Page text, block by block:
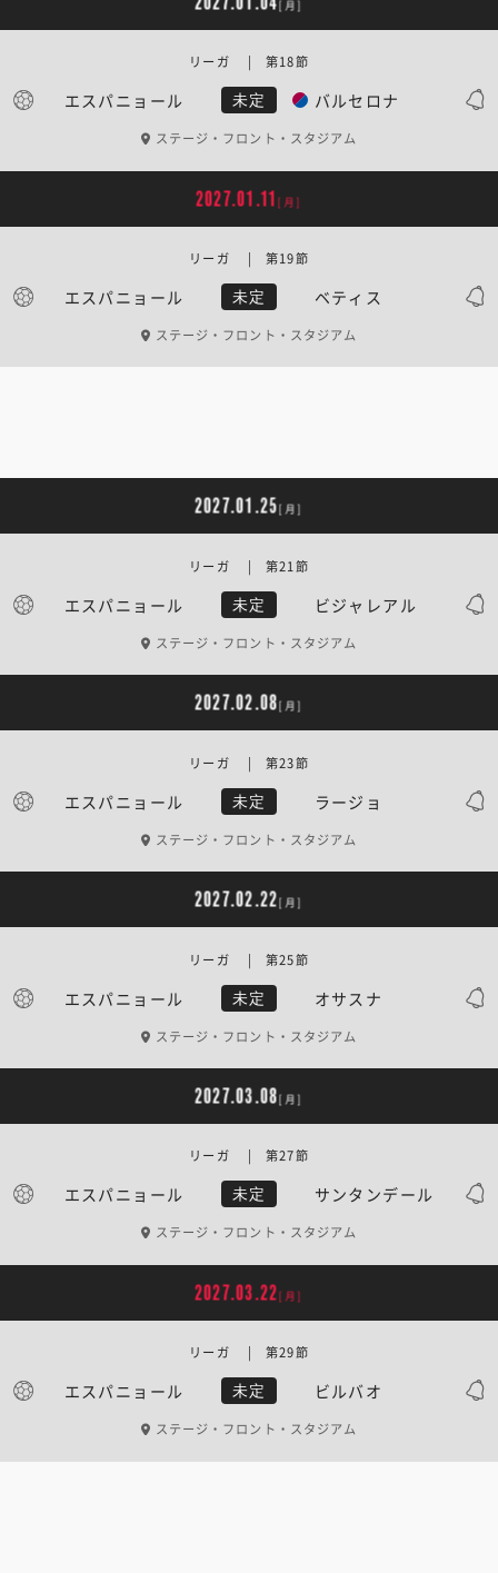
[月]
エスパニョール 未定 バルセロナ
リーガ | 第18節
ステージ・フロント・スタジアム
2027.01.11 [月]
エスパニョール 未定 ベティス
リーガ | 第19節
ステージ・フロント・スタジアム
2027.01.25[月]
エスパニョール 未定 ビジャレアル
リーガ | 第21節
ステージ・フロント・スタジアム
2027.02.08[月]
エスパニョール 未定 ラージョ
リーガ | 第23節
ステージ・フロント・スタジアム
2027.02.22[月]
エスパニョール 未定 オサスナ
リーガ | 第25節
ステージ・フロント・スタジアム
2027.03.08[月]
エスパニョール 未定 サンタンデール
リーガ | 第27節
ステージ・フロント・スタジアム
2027.03.22[月]
エスパニョール 未定 ビルバオ
リーガ | 第29節
ステージ・フロント・スタジアム